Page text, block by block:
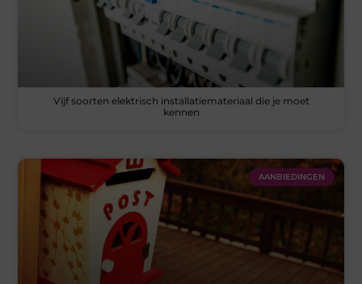
Vijf soorten elektrisch installatiemateriaal die je moet
kennen
AANBIEDINGEN